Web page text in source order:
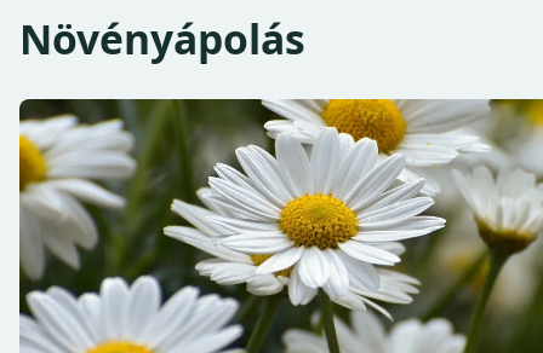
Növényápolás